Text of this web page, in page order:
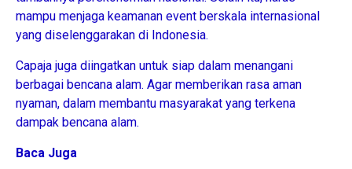
mampu menjaga keamanan event berskala internasional
yang diselenggarakan di Indonesia.
Capaja juga diingatkan untuk siap dalam menangani
berbagai bencana alam. Agar memberikan rasa aman
nyaman, dalam membantu masyarakat yang terkena
dampak bencana alam.
Baca Juga